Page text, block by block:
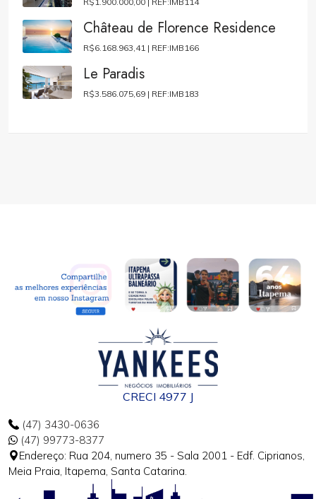
Château de Florence Residence
R$6.168.963,41 | REF:IMB166
Le Paradis
R$3.586.075,69 | REF:IMB183
CRECI 4977 J
(47) 3430-0636
(47) 99773-8377
Endereço: Rua 204, numero 35 - Sala 2001 - Edf. Ciprianos,
Meia Praia, Itapema, Santa Catarina.